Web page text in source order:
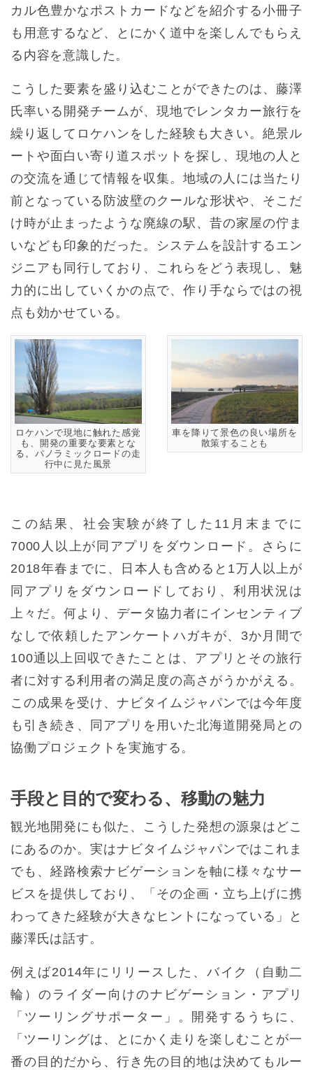
カル色豊かなポストカードなどを紹介する小冊子
も用意するなど、とにかく道中を楽しんでもらえ
る内容を意識した。
こうした要素を盛り込むことができたのは、藤澤
氏率いる開発チームが、現地でレンタカー旅行を
繰り返してロケハンをした経験も大きい。絶景ル
ートや面白い寄り道スポットを探し、現地の人と
の交流を通じて情報を収集。地域の人には当たり
前となっている防波壁のクールな形状や、そこだ
け時が止まったような廃線の駅、昔の家屋の佇ま
いなども印象的だった。システムを設計するエン
ジニアも同行しており、これらをどう表現し、魅
力的に出していくかの点で、作り手ならではの視
点も効かせている。
ロケハンで現地に触れた感覚
も、開発の重要な要素とな
る。パノラミックロードの走
行中に見た風景
車を降りて景色の良い場所を
散策することも
この結果、社会実験が終了した11月末までに
7000人以上が同アプリをダウンロード。さらに
2018年春までに、日本人も含めると1万人以上が
同アプリをダウンロードしており、利用状況は
上々だ。何より、データ協力者にインセンティブ
なしで依頼したアンケートハガキが、3か月間で
100通以上回収できたことは、アプリとその旅行
者に対する利用者の満足度の高さがうかがえる。
この成果を受け、ナビタイムジャパンでは今年度
も引き続き、同アプリを用いた北海道開発局との
協働プロジェクトを実施する。
手段と目的で変わる、移動の魅力
観光地開発にも似た、こうした発想の源泉はどこ
にあるのか。実はナビタイムジャパンではこれま
でも、経路検索ナビゲーションを軸に様々なサー
ビスを提供しており、「その企画・立ち上げに携
わってきた経験が大きなヒントになっている」と
藤澤氏は話す。
例えば2014年にリリースした、バイク（自動二
輪）のライダー向けのナビゲーション・アプリ
「ツーリングサポーター」。開発するうちに、
「ツーリングは、とにかく走りを楽しむことが一
番の目的だから、行き先の目的地は決めてもルー